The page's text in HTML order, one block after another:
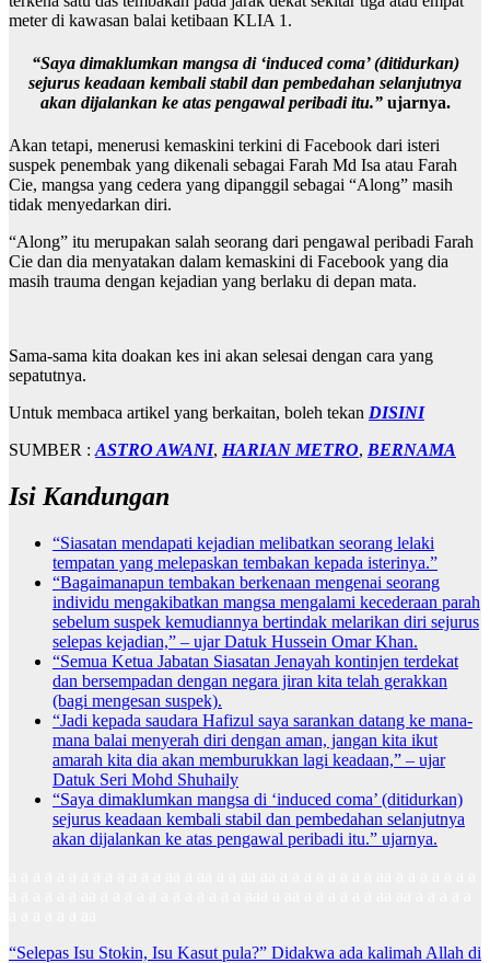
meter di kawasan balai ketibaan KLIA 1.
“Saya dimaklumkan mangsa di ‘induced coma’ (ditidurkan)
sejurus keadaan kembali stabil dan pembedahan selanjutnya
akan dijalankan ke atas pengawal peribadi itu.” ujarnya.
Akan tetapi, menerusi kemaskini terkini di Facebook dari isteri
suspek penembak yang dikenali sebagai Farah Md Isa atau Farah
Cie, mangsa yang cedera yang dipanggil sebagai “Along” masih
tidak menyedarkan diri.
“Along” itu merupakan salah seorang dari pengawal peribadi Farah
Cie dan dia menyatakan dalam kemaskini di Facebook yang dia
masih trauma dengan kejadian yang berlaku di depan mata.
Sama-sama kita doakan kes ini akan selesai dengan cara yang
sepatutnya.
Untuk membaca artikel yang berkaitan, boleh tekan DISINI
SUMBER :ASTRO AWANI, HARIAN METRO, BERNAMA
Isi Kandungan
“Siasatan mendapati kejadian melibatkan seorang lelaki
tempatan yang melepaskan tembakan kepada isterinya.”
“Bagaimanapun tembakan berkenaan mengenai seorang
individu mengakibatkan mangsa mengalami kecederaan parah
sebelum suspek kemudiannya bertindak melarikan diri sejurus
selepas kejadian,” – ujar Datuk Hussein Omar Khan.
“Semua Ketua Jabatan Siasatan Jenayah kontinjen terdekat
dan bersempadan dengan negara jiran kita telah gerakkan
(bagi mengesan suspek).
“Jadi kepada saudara Hafizul saya sarankan datang ke mana-
mana balai menyerah diri dengan aman, jangan kita ikut
amarah kita dia akan memburukkan lagi keadaan,” – ujar
Datuk Seri Mohd Shuhaily
“Saya dimaklumkan mangsa di ‘induced coma’ (ditidurkan)
sejurus keadaan kembali stabil dan pembedahan selanjutnya
akan dijalankan ke atas pengawal peribadi itu.” ujarnya.
Post
“Selepas Isu Stokin, Isu Kasut pula?” Didakwa ada kalimah Allah di